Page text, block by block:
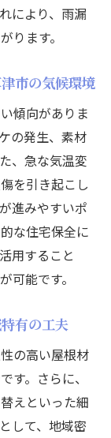
により、雨漏
ります。
市の気候環境
傾向がありま
の発生、素材
、急な気温変
を引き起こし
進みやすいポ
な住宅保全に
用すること
可能です。
有の工夫
の高い屋根材
す。さらに、
えといった細
して、地域密